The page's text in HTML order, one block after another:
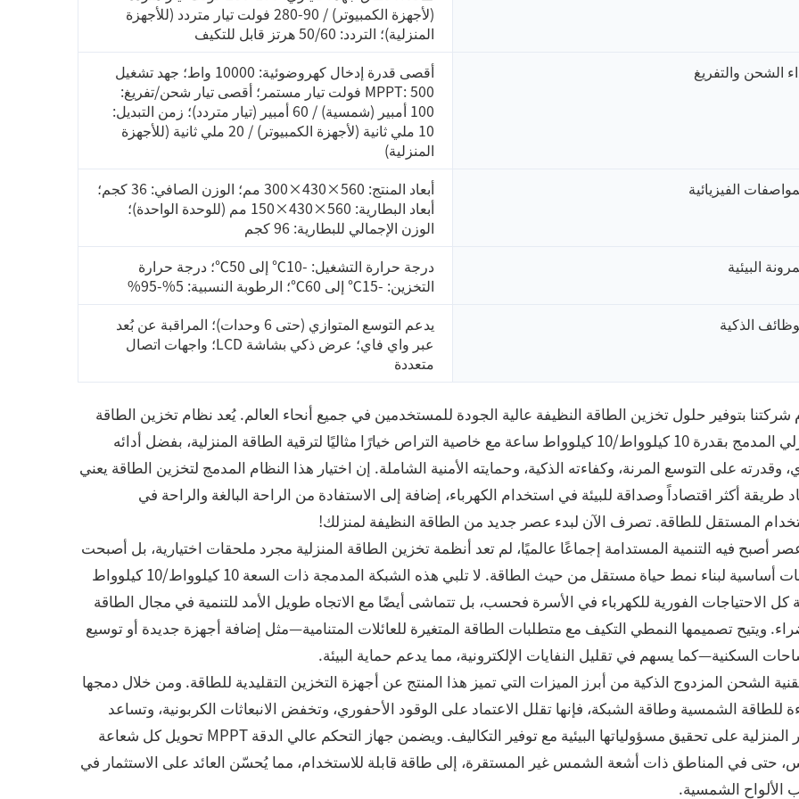
(لأجهزة الكمبيوتر) / 90-280 فولت تيار متردد (للأجهزة
المنزلية)؛ التردد: 50/60 هرتز قابل للتكيف
الشحن والتفريغ
أقصى قدرة إدخال كهروضوئية: 10000 واط؛ جهد تشغيل
MPPT: 500 فولت تيار مستمر؛ أقصى تيار شحن/تفريغ:
100 أمبير (شمسية) / 60 أمبير (تيار متردد)؛ زمن التبديل:
10 ملي ثانية (لأجهزة الكمبيوتر) / 20 ملي ثانية (للأجهزة
المنزلية)
الفيزيائية
أبعاد المنتج: 560×430×300 مم؛ الوزن الصافي: 36 كجم؛
أبعاد البطارية: 560×430×150 مم (للوحدة الواحدة)؛
الوزن الإجمالي للبطارية: 96 كجم
البيئية
درجة حرارة التشغيل: -10℃ إلى 50℃؛ درجة حرارة
التخزين: -15℃ إلى 60℃؛ الرطوبة النسبية: 5%-95%
الذكية
يدعم التوسع المتوازي (حتى 6 وحدات)؛ المراقبة عن بُعد
عبر واي فاي؛ عرض ذكي بشاشة LCD؛ واجهات اتصال
متعددة
شركتنا بتوفير حلول تخزين الطاقة النظيفة عالية الجودة للمستخدمين في جميع أنحاء العالم. يُعد نظام تخزين الطاقة
المنزلي المدمج بقدرة 10 كيلوواط/10 كيلوواط ساعة مع خاصية التراص خيارًا مثاليًا لترقية الطاقة المنزلية، بفضل أدائه
وقدرته على التوسع المرنة، وكفاءته الذكية، وحمايته الأمنية الشاملة. إن اختيار هذا النظام المدمج لتخزين الطاقة يعني
طريقة أكثر اقتصاداً وصداقة للبيئة في استخدام الكهرباء، إضافة إلى الاستفادة من الراحة البالغة والراحة في
المستقل للطاقة. تصرف الآن لبدء عصر جديد من الطاقة النظيفة لمنزلك!
أصبح فيه التنمية المستدامة إجماعًا عالميًا، لم تعد أنظمة تخزين الطاقة المنزلية مجرد ملحقات اختيارية، بل أصبحت
مكونات أساسية لبناء نمط حياة مستقل من حيث الطاقة. لا تلبي هذه الشبكة المدمجة ذات السعة 10 كيلوواط/10 كيلوواط
كل الاحتياجات الفورية للكهرباء في الأسرة فحسب، بل تتماشى أيضًا مع الاتجاه طويل الأمد للتنمية في مجال الطاقة
ويتيح تصميمها النمطي التكيف مع متطلبات الطاقة المتغيرة للعائلات المتنامية—مثل إضافة أجهزة جديدة أو توسيع
السكنية—كما يسهم في تقليل النفايات الإلكترونية، مما يدعم حماية البيئة.
الشحن المزدوج الذكية من أبرز الميزات التي تميز هذا المنتج عن أجهزة التخزين التقليدية للطاقة. ومن خلال دمجها
للطاقة الشمسية وطاقة الشبكة، فإنها تقلل الاعتماد على الوقود الأحفوري، وتخفض الانبعاثات الكربونية، وتساعد
الأسر المنزلية على تحقيق مسؤولياتها البيئية مع توفير التكاليف. ويضمن جهاز التحكم عالي الدقة MPPT تحويل كل شعاعة
حتى في المناطق ذات أشعة الشمس غير المستقرة، إلى طاقة قابلة للاستخدام، مما يُحسّن العائد على الاستثمار في
الألواح الشمسية.